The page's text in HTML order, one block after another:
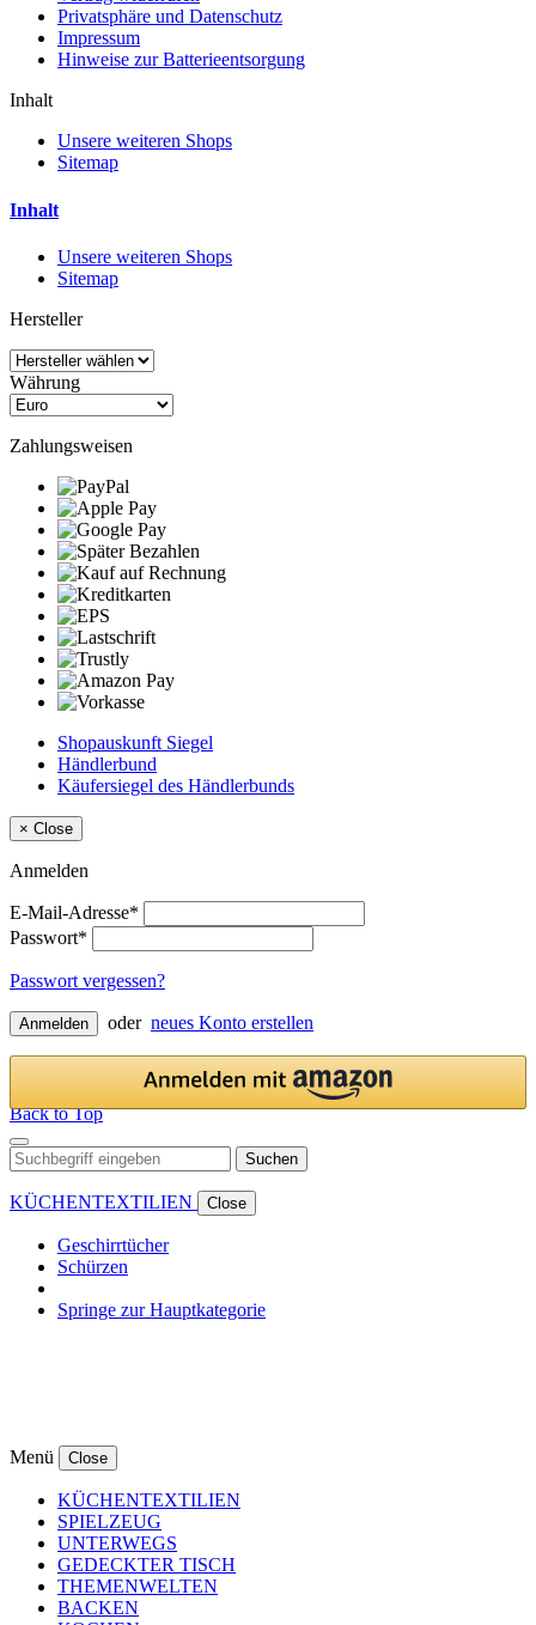
Privatsphäre und Datenschutz
Impressum
Hinweise zur Batterieentsorgung
Inhalt
Unsere weiteren Shops
Sitemap
Inhalt
Unsere weiteren Shops
Sitemap
Hersteller
Währung
Zahlungsweisen
Shopauskunft Siegel
Händlerbund
Käufersiegel des Händlerbunds
× Close
Anmelden
E-Mail-Adresse*
Passwort*
Passwort vergessen?
Anmelden oder neues Konto erstellen
Back to Top
Suchen
KÜCHENTEXTILIEN Close
Geschirrtücher
Schürzen
Springe zur Hauptkategorie
Menü Close
KÜCHENTEXTILIEN
SPIELZEUG
UNTERWEGS
GEDECKTER TISCH
THEMENWELTEN
BACKEN